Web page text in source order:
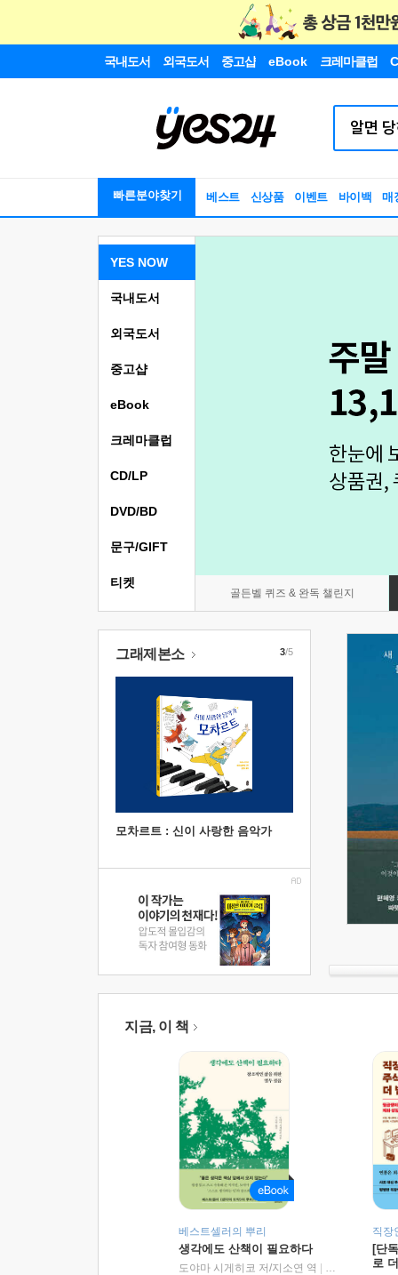
국내도서 외국도서 중고샵 eBook 크레마클럽
빠른분야찾기 베스트 신상품 이벤트 바이백 매
YES NOW
골든벨 퀴즈 & 완독 챌린지
국내도서
외국도서
중고샵
eBook
크레마클럽
CD/LP
DVD/BD
문구/GIFT
티켓
그래제본소
모차르트 : 신이 사랑한 음악가
3/5
지금, 이 책
베스트셀러의 뿌리
생각에도 산책이 필요하다
도야마 시게히코 저/지소연 역
알에이치코리
직장
[단
로